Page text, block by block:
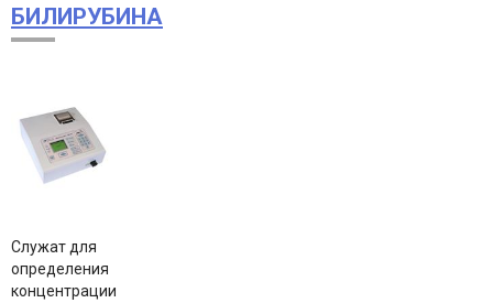
БИЛИРУБИНА
Служат для
определения
концентрации